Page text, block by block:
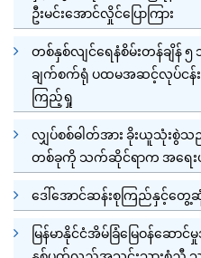
ဦးမင်းအောင်လှိုင်ပြောကြား
တစ်နှစ်လျင်ရေနံစိမ်းတန်ချိန်
ချက်စက်ရုံ ပထမအဆင့်လုပ်ငန်းမ
ကြည့်ရှု
လျှပ်စစ်ဓါတ်အား ခိုးယူသုံးစွဲ
တစ်ခုကို သက်ဆိုင်ရာက အရေ
ဒေါ်အောင်ဆန်းစုကြည်နှင့်တွေ့
မြန်မာနိုင်ငံအိမ်ခြံမြေဝန်ဆော